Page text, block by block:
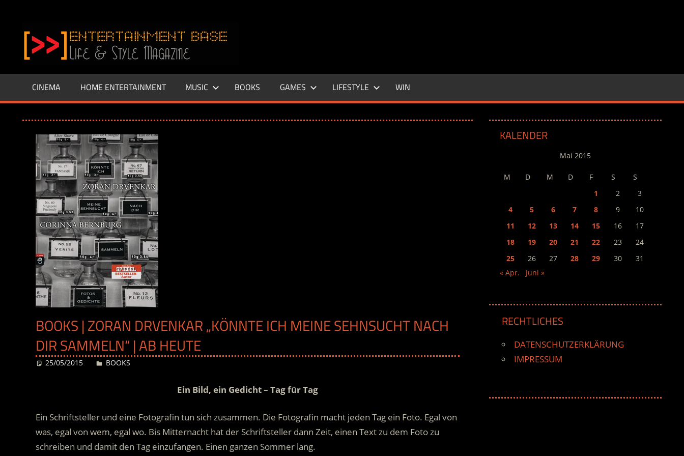
springen
–
LIFE
Base.de
CINEMA HOME ENTERTAINMENT MUSIC BOOKS GAMES LIFESTYLE WIN
BOOKS | ZORAN DRVENKAR „KÖNNTE ICH MEINE SEHNSUCHT NACH
DIR SAMMELN“ | AB HEUTE
25/05/2015 Desiree
BOOKS
Ein Bild, ein Gedicht – Tag für Tag
Ein Schriftsteller und eine Fotografin tun sich zusammen. Die Fotografin macht jeden Tag ein Foto. Egal von
was, egal von wem, egal wo. Bis Mitternacht hat der Schriftsteller dann Zeit, einen Text zu dem Foto zu
schreiben und damit den Tag einzufangen. Einen ganzen Sommer lang.
KALENDER
Mai 2015
M D M D F S
S
1
2
3
4
5 6 7 8 9
10
11
12 13 14 15 16
17
18
19 20 21 22 23
24
25
26 27 28 29 30
31
« Apr.
Juni »
RECHTLICHES
DATENSCHUTZERKLÄRUNG
IMPRESSUM